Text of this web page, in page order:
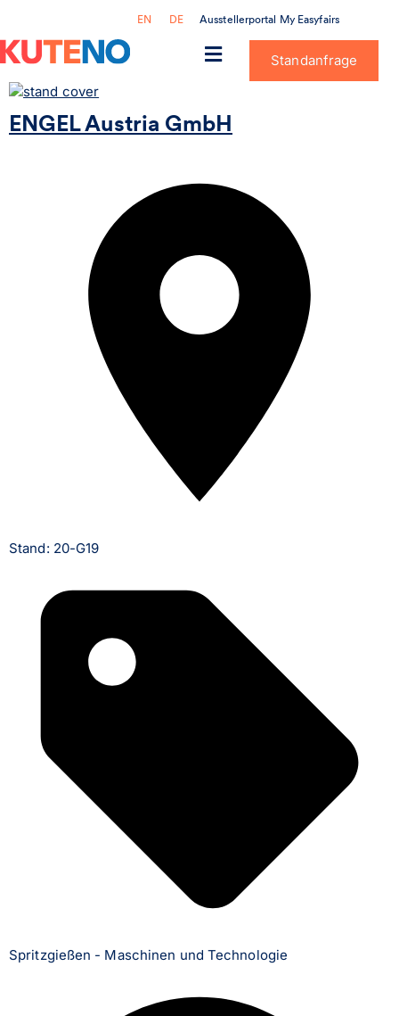
EN DE Ausstellerportal My Easyfairs
Standanfrage
ENGEL Austria GmbH
Stand: 20-G19
Spritzgießen - Maschinen und Technologie